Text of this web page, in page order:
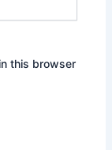
this browser